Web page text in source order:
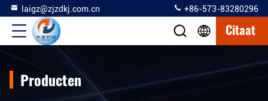
laigz@zjzdkj.com.cn +86-573-83280296
Citaat
Producten